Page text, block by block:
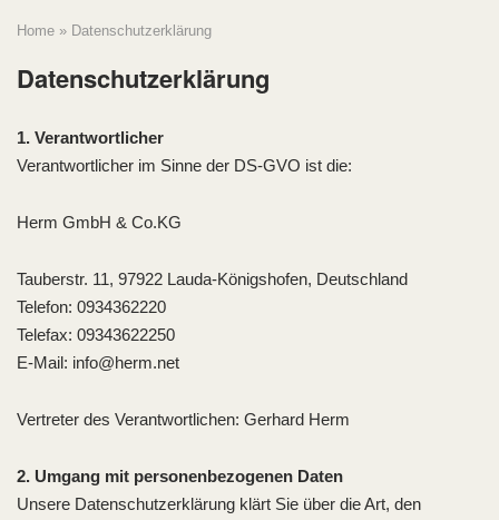
Home » Datenschutzerklärung
Datenschutzerklärung
1. Verantwortlicher
Verantwortlicher im Sinne der DS-GVO ist die:
Herm GmbH & Co.KG
Tauberstr. 11, 97922 Lauda-Königshofen, Deutschland
Telefon: 0934362220
Telefax: 09343622250
E-Mail: info@herm.net
Vertreter des Verantwortlichen: Gerhard Herm
2. Umgang mit personenbezogenen Daten
Unsere Datenschutzerklärung klärt Sie über die Art, den